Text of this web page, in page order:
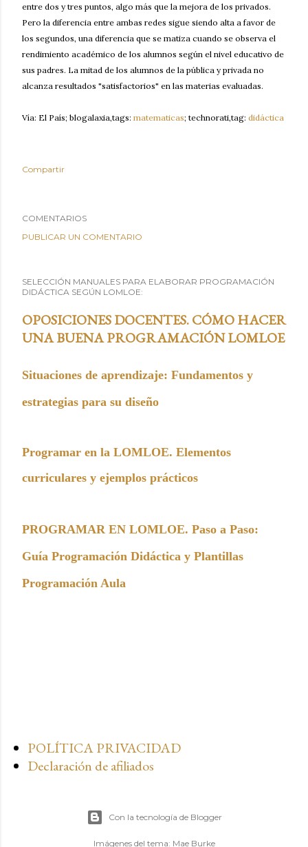
entre dos y tres puntos, algo más que la mejora de los privados.
Pero la diferencia entre ambas redes sigue siendo alta a favor de
los segundos, una diferencia que se matiza cuando se observa el
rendimiento académico de los alumnos según el nivel educativo de
sus padres. La mitad de los alumnos de la pública y privada no
alcanza resultados "satisfactorios" en las materias evaluadas.
Vía: El País; blogalaxia,tags: matematicas; technorati,tag: didáctica
Compartir
COMENTARIOS
PUBLICAR UN COMENTARIO
SELECCIÓN MANUALES PARA ELABORAR PROGRAMACIÓN
DIDÁCTICA SEGÚN LOMLOE:
OPOSICIONES DOCENTES. CÓMO HACER
UNA BUENA PROGRAMACIÓN LOMLOE
Situaciones de aprendizaje: Fundamentos y
estrategias para su diseño
Programar en la LOMLOE. Elementos
curriculares y ejemplos prácticos
PROGRAMAR EN LOMLOE. Paso a Paso:
Guía Programación Didáctica y Plantillas
Programación Aula
POLÍTICA PRIVACIDAD
Declaración de afiliados
Con la tecnología de Blogger
Imágenes del tema: Mae Burke